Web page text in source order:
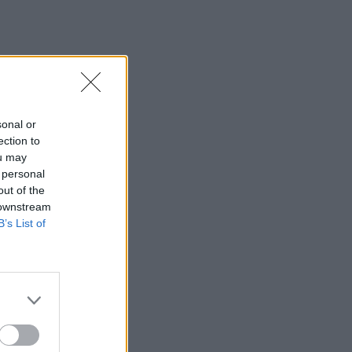
or
to
may
of the
List of